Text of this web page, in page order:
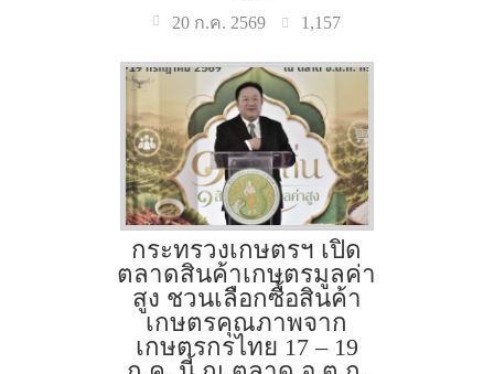
20 ก.ค. 2569 1,157
กระทรวงเกษตรฯ เปิด
ตลาดสินค้าเกษตรมูลค่า
สูง ชวนเลือกซื้อสินค้า
เกษตรคุณภาพจาก
เกษตรกรไทย 17 – 19